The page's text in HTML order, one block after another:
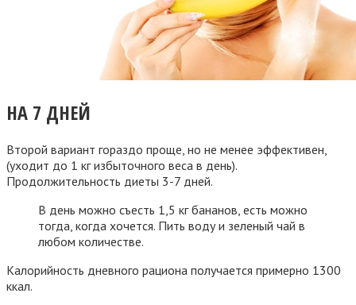
НА 7 ДНЕЙ
Второй вариант гораздо проще, но не менее эффективен,
(уходит до 1 кг избыточного веса в день).
Продолжительность диеты 3-7 дней.
В день можно съесть 1,5 кг бананов, есть можно
тогда, когда хочется. Пить воду и зеленый чай в
любом количестве.
Калорийность дневного рациона получается примерно 1300
ккал.